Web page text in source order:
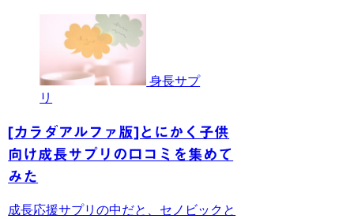
身長サプ
リ
[カラダアルファ版]とにかく子供
向け成長サプリの口コミを集めて
みた
成長応援サプリの中だと、セノビックと